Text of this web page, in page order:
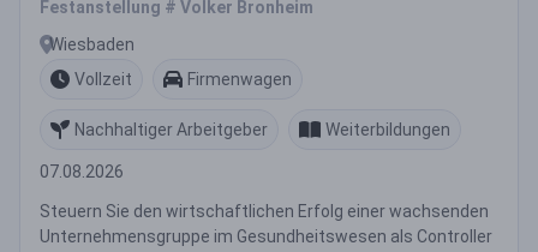
Festanstellung # Volker Bronheim
Wiesbaden
Vollzeit
Firmenwagen
Nachhaltiger Arbeitgeber Weiterbildungen
07.08.2026
Steuern Sie den wirtschaftlichen Erfolg einer wachsenden
Unternehmensgruppe im Gesundheitswesen als Controller